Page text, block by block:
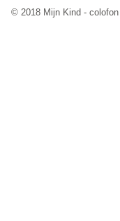
© 2018 Mijn Kind - colofon